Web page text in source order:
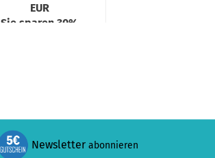
EUR
Sie sparen 30%
Newsletter abonnieren